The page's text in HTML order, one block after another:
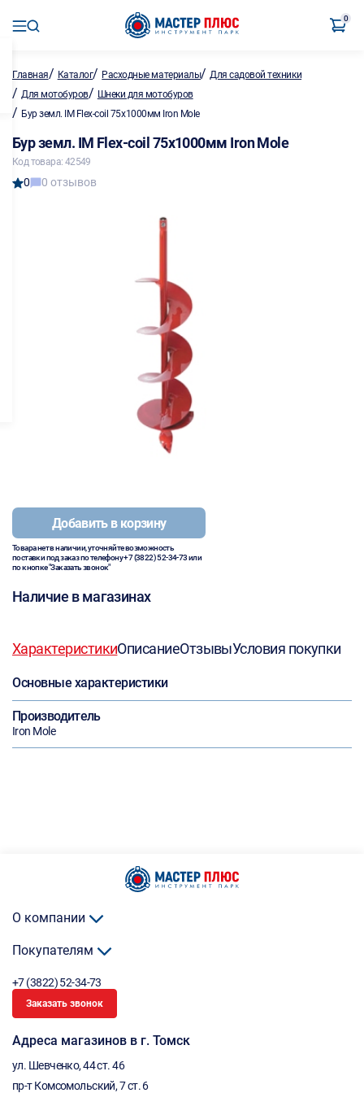
0
Главная/ Каталог/ Расходные материалы/Для садовой техники
/ Для мотобуров/ Шнеки для мотобуров
/ Бур земл. IM Flex-coil 75х1000мм Iron Mole
Бур земл. IM Flex-coil 75х1000мм Iron Mole
Код товара: 42549
0 0 отзывов
Добавить в корзину
Товара нет в наличии, уточняйте возможность
поставки под заказ по телефону+7 (3822) 52-34-73или
по кнопке "Заказать звонок"
Наличие в магазинах
ХарактеристикиОписаниеОтзывыУсловия покупки
Основные характеристики
Производитель
Iron Mole
О компании
Покупателям
+7 (3822) 52-34-73
Заказать звонок
Адреса магазинов в г. Томск
ул. Шевченко, 44 ст. 46
пр-т Комсомольский, 7 ст. 6